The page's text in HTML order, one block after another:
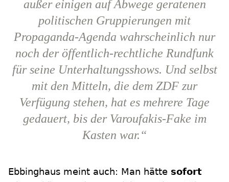
außer einigen auf Abwege geratenen
politischen Gruppierungen mit
Propaganda-Agenda wahrscheinlich nur
noch der öffentlich-rechtliche Rundfunk
für seine Unterhaltungsshows. Und selbst
mit den Mitteln, die dem ZDF zur
Verfügung stehen, hat es mehrere Tage
gedauert, bis der Varoufakis-Fake im
Kasten war.“
Ebbinghaus meint auch: Man hätte sofort